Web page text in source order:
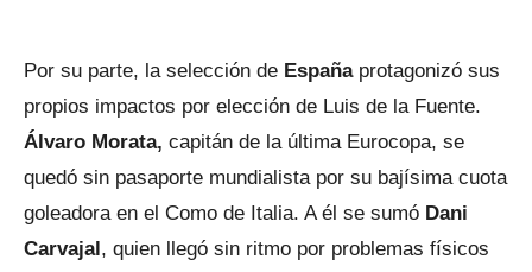
Por su parte, la selección de España protagonizó sus
propios impactos por elección de Luis de la Fuente.
Álvaro Morata, capitán de la última Eurocopa, se
quedó sin pasaporte mundialista por su bajísima cuota
goleadora en el Como de Italia. A él se sumó Dani
Carvajal, quien llegó sin ritmo por problemas físicos